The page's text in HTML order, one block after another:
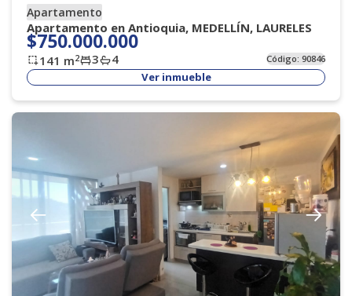
Apartamento
Apartamento en Antioquia, MEDELLÍN, LAURELES
$750.000.000
141 m2 3 4 Código:90846
Ver inmueble